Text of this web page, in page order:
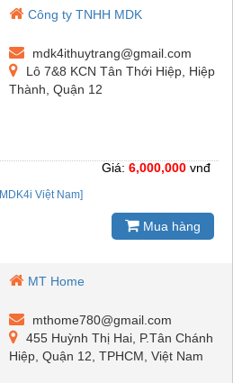
Công ty TNHH MDK
mdk4ithuytrang@gmail.com
Lô 7&8 KCN Tân Thới Hiệp, Hiệp
Thành, Quận 12
MDK4i Việt Nam]
Giá: 6,000,000 vnđ
Mua hàng
MT Home
mthome780@gmail.com
455 Huỳnh Thị Hai, P.Tân Chánh
Hiệp, Quận 12, TPHCM, Việt Nam